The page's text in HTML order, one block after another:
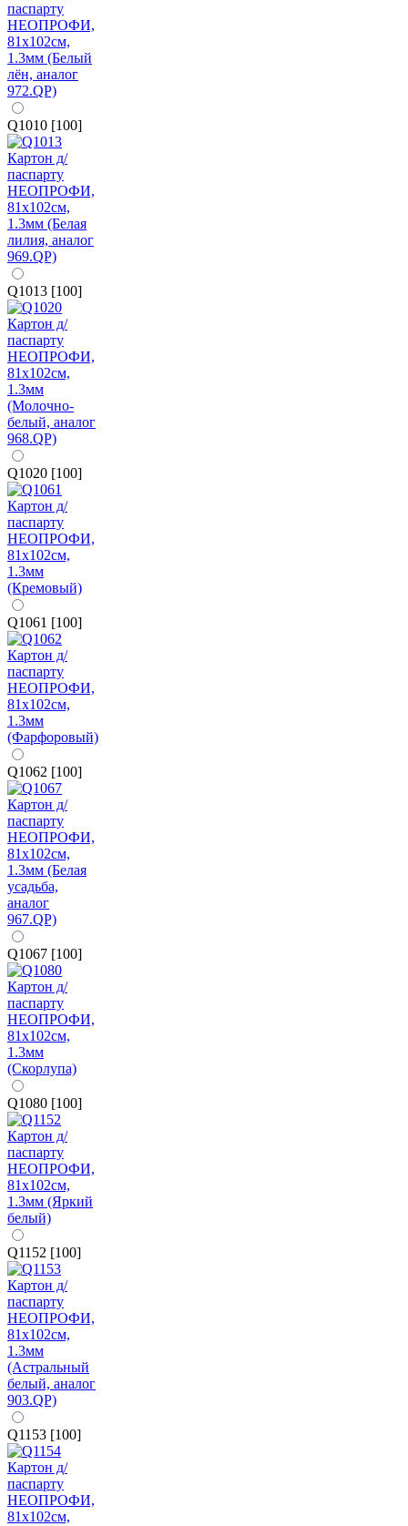
Q1010 [100]
Q1013 [100]
Q1020 [100]
Q1061 [100]
Q1062 [100]
Q1067 [100]
Q1080 [100]
Q1152 [100]
Q1153 [100]